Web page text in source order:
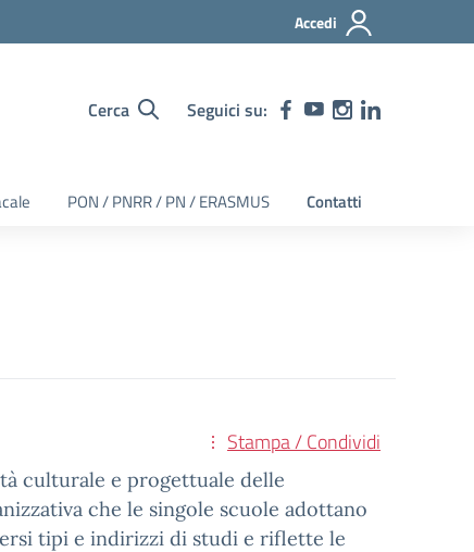
Accedi
Cerca Seguici su:
PON / PNRR / PN / ERASMUS Contatti
Stampa / Condividi
culturale e progettuale delle
che le singole scuole adottano
tipi e indirizzi di studi e riflette le